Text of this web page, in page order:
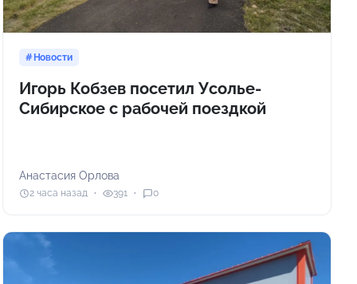
Новости
Игорь Кобзев посетил Усолье-
Сибирское с рабочей поездкой
Анастасия Орлова
2 часа назад 391 0